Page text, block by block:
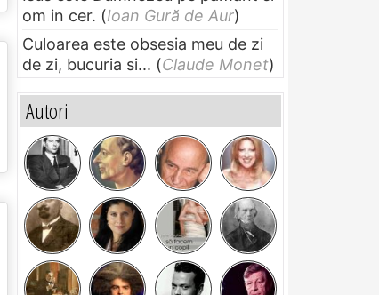
om in cer. (Ioan Gură de Aur)
Culoarea este obsesia meu de zi
de zi, bucuria si... (Claude Monet)
Autori